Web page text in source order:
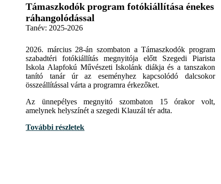
Támaszkodók program fotókiállítása énekes
ráhangolódással
Tanév: 2025-2026
2026. március 28-án szombaton a Támaszkodók program
szabadtéri fotókiállítás megnyitója előtt Szegedi Piarista
Iskola Alapfokú Művészeti Iskolánk diákja és a tanszakon
tanító tanár úr az eseményhez kapcsolódó dalcsokor
összeállítással várta a programra érkezőket.
Az ünnepélyes megnyitó szombaton 15 órakor volt,
amelynek helyszínét a szegedi Klauzál tér adta.
További részletek